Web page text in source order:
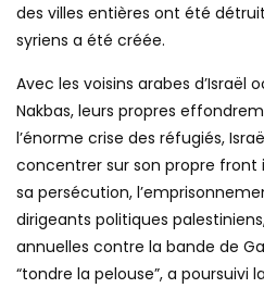
des villes entières ont été
syriens a été créée.
Avec les voisins arabes d’Israël
Nakbas, leurs propres
l’énorme crise des réfugiés,
concentrer sur son propre front
sa persécution,
dirigeants politiques
annuelles contre la bande de
“tondre la pelouse”, a poursuivi